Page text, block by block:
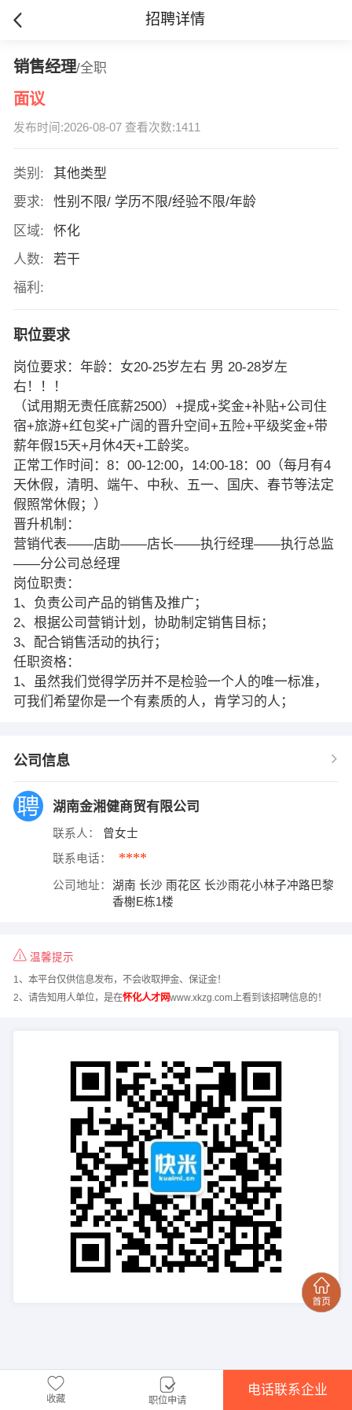
招聘详情
销售经理/全职
面议
发布时间:2026-08-07 查看次数:1411
类别:
其他类型
要求:
性别不限/ 学历不限/经验不限/年龄
区域:
怀化
人数:
若干
福利:
职位要求
岗位要求：年龄：女20-25岁左右 男 20-28岁左
右！！！
（试用期无责任底薪2500）+提成+奖金+补贴+公司住
宿+旅游+红包奖+广阔的晋升空间+五险+平级奖金+带
薪年假15天+月休4天+工龄奖。
正常工作时间：8：00-12:00，14:00-18：00（每月有4
天休假，清明、端午、中秋、五一、国庆、春节等法定
假照常休假；）
晋升机制：
营销代表——店助——店长——执行经理——执行总监
——分公司总经理
岗位职责：
1、负责公司产品的销售及推广；
2、根据公司营销计划，协助制定销售目标；
3、配合销售活动的执行；
任职资格：
1、虽然我们觉得学历并不是检验一个人的唯一标准，
可我们希望你是一个有素质的人，肯学习的人；
公司信息
湖南金湘健商贸有限公司
联系人： 曾女士
联系电话： ****
公司地址：
湖南 长沙 雨花区 长沙雨花小林子冲路巴黎
香榭E栋1楼
温馨提示
1、本平台仅供信息发布，不会收取押金、保证金！
2、请告知用人单位，是在怀化人才网www.xkzg.com上看到该招聘信息的！
收藏 职位申请
电话联系企业